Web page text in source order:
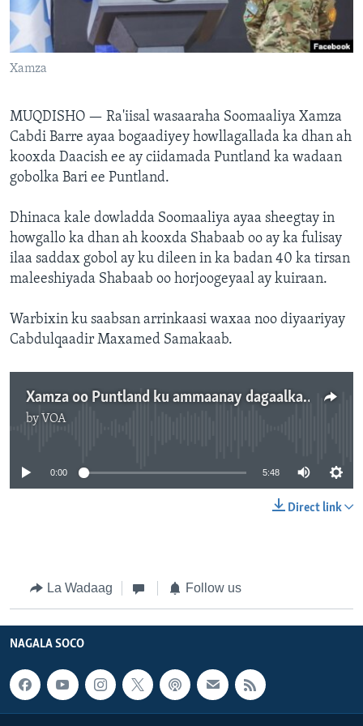
FAAQIDAADDA TODDOBAADKA
DHEXTAALKA TODDOBAADKA
Xamza
MUQDISHO — Ra'iisal wasaaraha Soomaaliya Xamza
Cabdi Barre ayaa bogaadiyey howllagallada ka dhan ah
kooxda Daacish ee ay ciidamada Puntland ka wadaan
gobolka Bari ee Puntland.
Dhinaca kale dowladda Soomaaliya ayaa sheegtay in
howgallo ka dhan ah kooxda Shabaab oo ay ka fulisay
ilaa saddax gobol ay ku dileen in ka badan 40 ka tirsan
maleeshiyada Shabaab oo horjoogeyaal ay kuiraan.
Warbixin ku saabsan arrinkaasi waxaa noo diyaariyay
Cabdulqaadir Maxamed Samakaab.
Xamza oo Puntland ku ammaanay dagaalka Daacish
by VOA
0:00 5:48
Direct link
La Wadaag Follow us
NAGALA SOCO